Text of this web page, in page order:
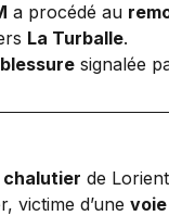
a procédé au
La Turballe.
blessure signalée
chalutier de
victime d’une voie